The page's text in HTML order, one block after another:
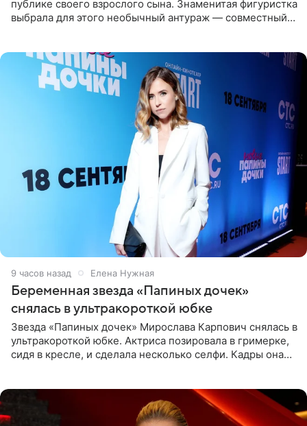
публике своего взрослого сына. Знаменитая фигуристка
выбрала для этого необычный антураж — совместный
9 часов назад Елена Нужная
Беременная звезда «Папиных дочек»
снялась в ультракороткой юбке
Звезда «Папиных дочек» Мирослава Карпович снялась в
ультракороткой юбке. Актриса позировала в гримерке,
сидя в кресле, и сделала несколько селфи. Кадры она